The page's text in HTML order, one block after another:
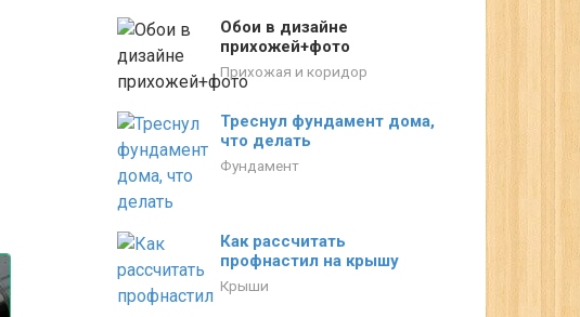
Обои в дизайне
прихожей+фото
Прихожая и коридор
Треснул фундамент дома,
что делать
Фундамент
Как рассчитать
профнастил на крышу
Крыши